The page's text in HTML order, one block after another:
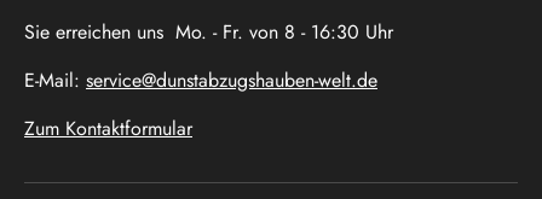
Sie erreichen uns Mo. - Fr. von 8 - 16:30 Uhr
E-Mail: service@dunstabzugshauben-welt.de
Zum Kontaktformular